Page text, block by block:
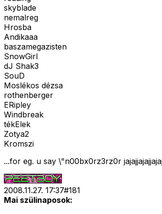
skyblade
nemalreg
Hrosba
Andikaaa
baszamegazisten
SnowGirl
dJ Shak3
SouD
Moslékos dézsa
rothenberger
ERipley
Windbreak
tékElek
Zotya2
Kromszi
...for eg. u say \"n00bx0rz3rz0r
2008.11.27. 17:37#181
Mai szülinaposok: